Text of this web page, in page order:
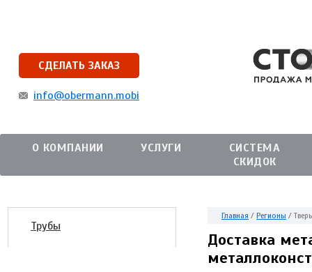
СДЕЛАТЬ ЗАКАЗ
info@obermann.mobi
О КОМПАНИИ УСЛУГИ
СИСТЕМА
СКИДОК
Трубы
Главная / Регионы / Тверь
Доставка